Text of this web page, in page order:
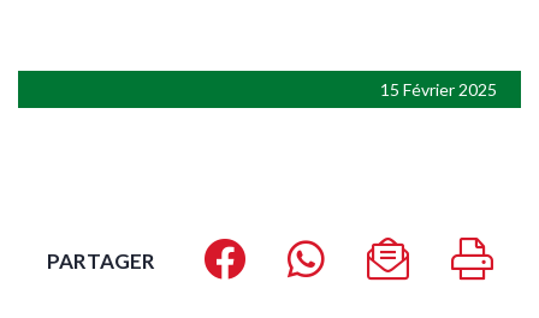
15 Février 2025
PARTAGER